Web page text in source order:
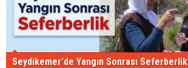
Seydikemer'de Yangın Sonrası Seferberlik